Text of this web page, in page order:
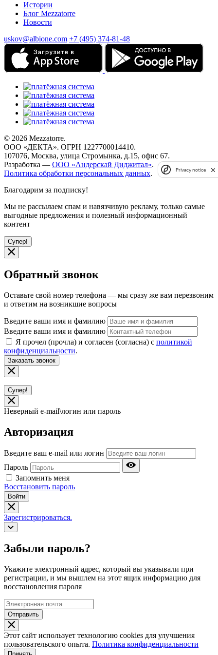
Истории
Блог Mezzatorre
Новости
uskov@albione.com +7 (495) 374-81-48
© 2026 Mezzatorre.
ООО «ДЕКТА». ОГРН 1227700014410.
107076, Москва, улица Стромынка, д.15, офис 67.
Разработка — ООО «Андерскай Диджитал».
Политика обработки персональных данных.
Благодарим за подписку!
Мы не рассылаем спам и навязчивую рекламу, только самые
выгодные предложения и полезный информационный
контент
Супер!
Обратный звонок
Оставьте свой номер телефона — мы сразу же вам перезвоним
и ответим на возникшие вопросы
Введите ваши имя и фамилию
Введите ваши имя и фамилию
Я прочел (прочла) и согласен (согласна) с политикой
конфиденциальности.
Заказать звонок
Супер!
Неверный e-mail\логин или пароль
Авторизация
Введите ваш e-mail или логин
Пароль
Запомнить меня
Восстановить пароль
Войти
Зарегистрироваться.
Забыли пароль?
Укажите электронный адрес, который вы указывали при
регистрации, и мы вышлем на этот ящик информацию для
восстановления пароля
Отправить
Этот сайт использует технологию cookies для улучшения
пользовательского опыта. Политика конфиденциальности
Принять
Privacy notice